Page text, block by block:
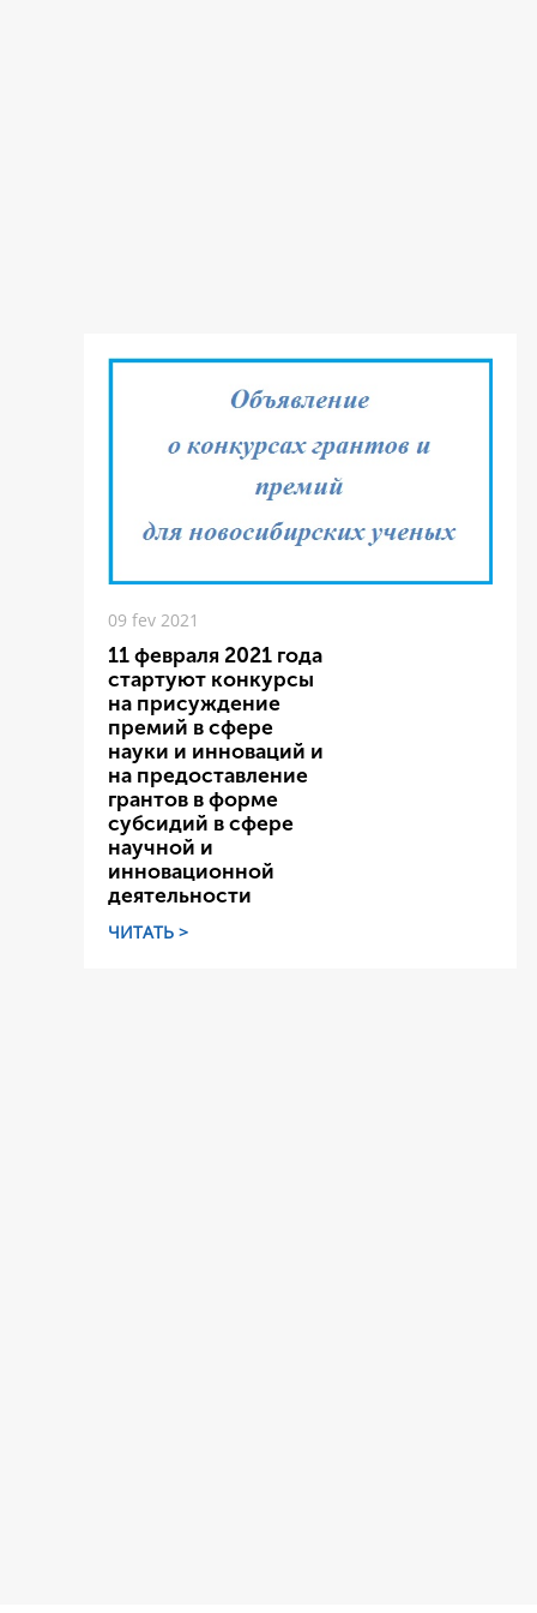
09 fev 2021
11 февраля 2021 года
стартуют конкурсы
на присуждение
премий в сфере
науки и инноваций и
на предоставление
грантов в форме
субсидий в сфере
научной и
инновационной
деятельности
ЧИТАТЬ >